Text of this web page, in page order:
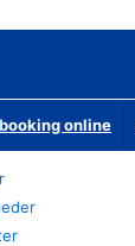
online